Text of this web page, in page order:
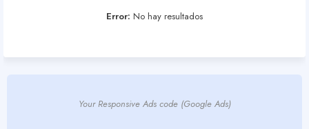
Error: No hay resultados
Your Responsive Ads code (Google Ads)